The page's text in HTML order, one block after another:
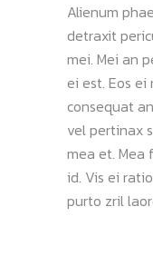
Alienum
detraxit
mei. Mei an
ei est. Eos ei
consequat
vel pertinax
mea et. Mea
id. Vis ei
purto zril